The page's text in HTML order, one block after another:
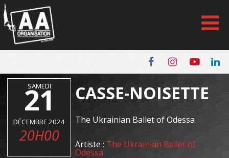
Panneau de gestion des cookies
SAMEDI
21
DÉCEMBRE 2024
20H00
CASSE-NOISETTE
The Ukrainian Ballet of Odessa
Artiste : The Ukrainian Ballet of
Odessa